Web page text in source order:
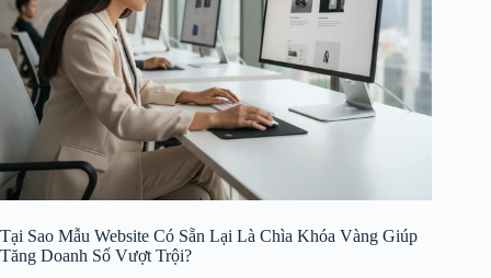
Tại Sao Mẫu Website Có Sẵn Lại Là Chìa Khóa Vàng Giúp
Tăng Doanh Số Vượt Trội?